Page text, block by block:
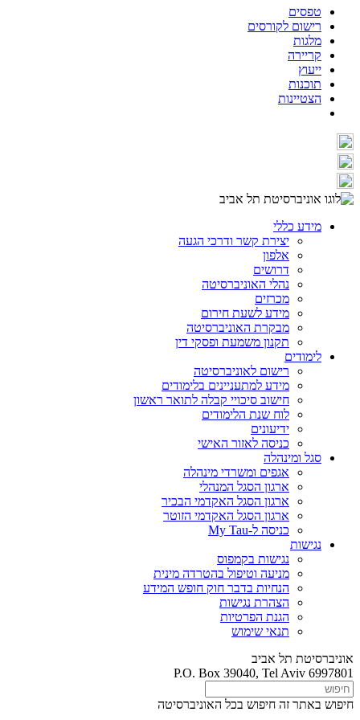
טפסים
רישום לקורסים
מלגות
קריירה
ייעוץ
תוכנות
הצטיינות
מידע כללי
יצירת קשר ודרכי הגעה
אלפון
דרושים
נהלי האוניברסיטה
מכרזים
מידע לשעת חירום
מבקרת האוניברסיטה
תקנון משמעת ופסקי דין
לימודים
רישום לאוניברסיטה
מידע למתעניינים בלימודים
חישוב סיכויי קבלה לתואר ראשון
לוח שנת הלימודים
ידיעונים
כניסה לאזור האישי
סגל ומינהלה
אגפים ומשרדי מינהלה
ארגון הסגל המנהלי
ארגון הסגל האקדמי הבכיר
ארגון הסגל האקדמי הזוטר
כניסה ל-My Tau
נגישות
נגישות בקמפוס
מניעה וטיפול בהטרדה מינית
הנחיות בדבר חוק חופש המידע
הצהרת נגישות
הגנת הפרטיות
תנאי שימוש
אוניברסיטת תל אביב
P.O. Box 39040, Tel Aviv 6997801
חיפוש באתר זה חיפוש בכל האוניברסיטה